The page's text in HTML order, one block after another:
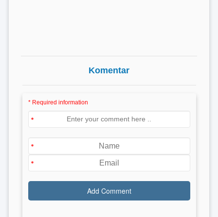
Komentar
* Required information